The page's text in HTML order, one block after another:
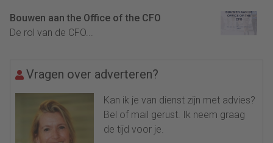
Bouwen aan the Office of the CFO
De rol van de CFO...
Vragen over adverteren?
Kan ik je van dienst zijn met advies?
Bel of mail gerust. Ik neem graag
de tijd voor je.